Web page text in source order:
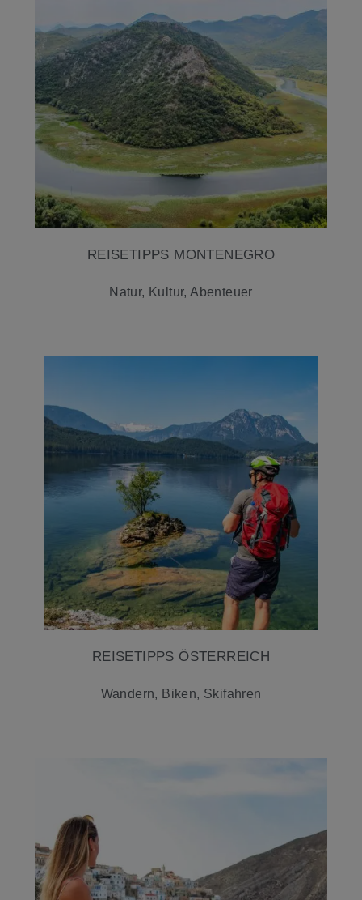
REISETIPPS MONTENEGRO
Natur, Kultur, Abenteuer
REISETIPPS ÖSTERREICH
Wandern, Biken, Skifahren